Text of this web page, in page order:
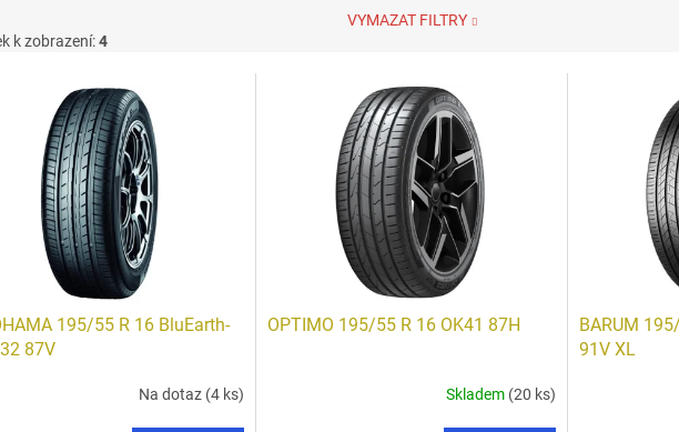
VYMAZAT FILTRY
k zobrazení:4
195/55 R 16 BluEarth-
87V
Na dotaz (4 ks)
OPTIMO 195/55 R 16 OK41 87H
Skladem (20 ks)
BARUM
91V XL